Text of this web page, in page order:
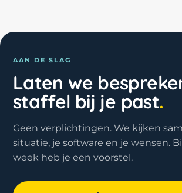
AAN DE SLAG
Laten we
staffel bij je past.
Geen verplichtingen. We kijken
situatie, je software en je wensen.
week heb je een voorstel.